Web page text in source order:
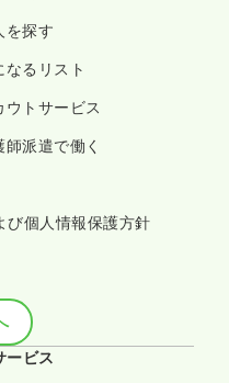
を探す
なるリスト
ウトサービス
師派遣で働く
び個人情報保護方針
ビス